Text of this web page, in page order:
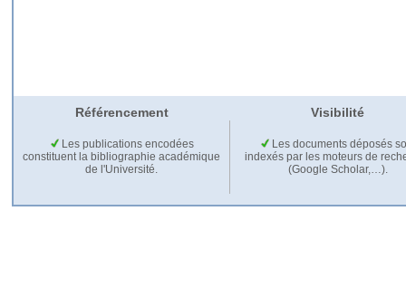
Référencement Visibilité
Les publications encodées
constituent la bibliographie académique
de l'Université.
Les documents déposés
indexés par les moteurs de
(Google Scholar,…).